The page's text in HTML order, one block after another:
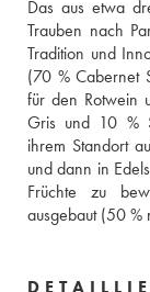
Das aus etwa
Trauben nach
Tradition und
(70 % Cabernet
für den Rotwein
Gris und 10 %
ihrem Standort
und dann in
Früchte zu
ausgebaut (50 %